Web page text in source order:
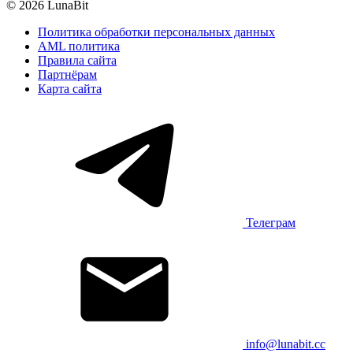
© 2026 LunaBit
Политика обработки персональных данных
AML политика
Правила сайта
Партнёрам
Карта сайта
Телеграм
info@lunabit.cc